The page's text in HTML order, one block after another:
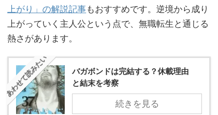
上がり」の解説記事もおすすめです。逆境から成り
上がっていく主人公という点で、無職転生と通じる
熱さがあります。
あわせて読みたい
バガボンドは完結する？休載理由
と結末を考察
続きを見る